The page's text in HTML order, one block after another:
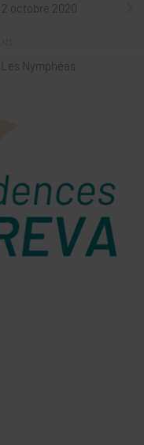
octobre 2020
Nymphéas